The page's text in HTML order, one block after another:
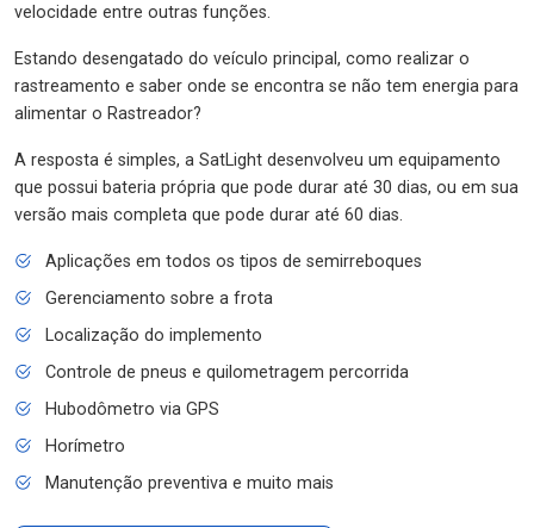
velocidade entre outras funções.
Estando desengatado do veículo principal, como realizar o
rastreamento e saber onde se encontra se não tem energia para
alimentar o Rastreador?
A resposta é simples, a SatLight desenvolveu um equipamento
que possui bateria própria que pode durar até 30 dias, ou em sua
versão mais completa que pode durar até 60 dias.
Aplicações em todos os tipos de semirreboques
Gerenciamento sobre a frota
Localização do implemento
Controle de pneus e quilometragem percorrida
Hubodômetro via GPS
Horímetro
Manutenção preventiva e muito mais